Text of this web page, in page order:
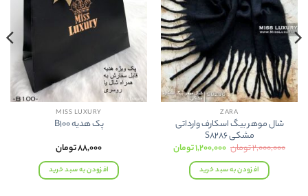
ZARA
شال موهر بیگ اسکارف وارداتی
مشکی S8286
۲,۰۰۰,۰۰۰تومان قیمت
۲,۰۰۰,۰۰۰ تومان
بود.
۱,۲۰۰,۰۰۰تومانقیمت
افزودن به سبد خرید
MISS LUXURY
پک هدیه B100
۸۸,۰۰۰تومان
افزودن به سبد خرید